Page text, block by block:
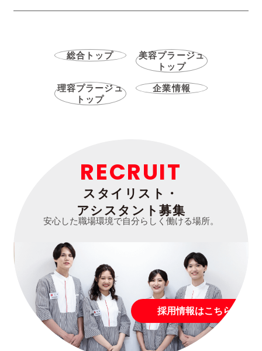
総合トップ
美容プラージュ
トップ
理容プラージュ
トップ
企業情報
RECRUIT
スタイリスト・
アシスタント募集
安心した職場環境で自分らしく働ける場所。
採用情報はこちら